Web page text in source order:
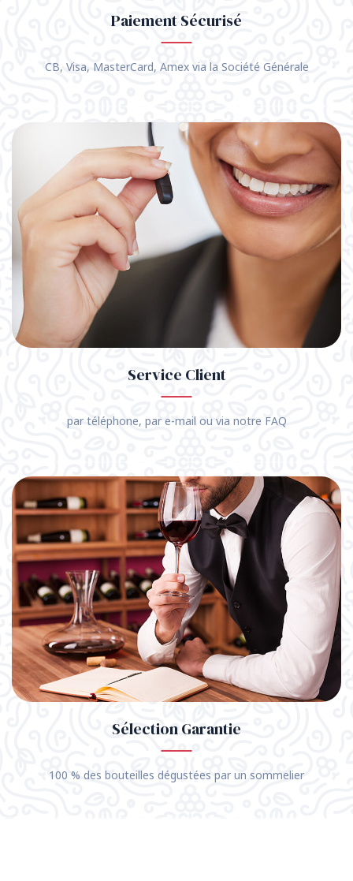
Paiement Sécurisé
CB, Visa, MasterCard, Amex via la Société Générale
Service Client
par téléphone, par e-mail ou via notre FAQ
Sélection Garantie
100 % des bouteilles dégustées par un sommelier